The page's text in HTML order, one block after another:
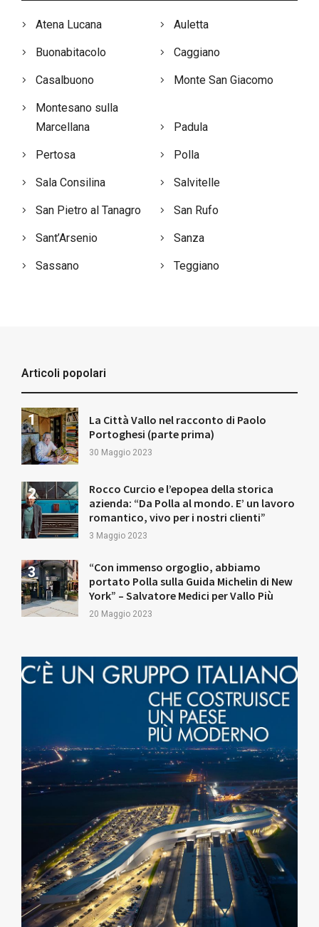
Atena Lucana Auletta
Buonabitacolo Caggiano
Casalbuono Monte San Giacomo
Montesano sulla
Marcellana
Padula
Pertosa Polla
Sala Consilina Salvitelle
San Pietro al Tanagro San Rufo
Sant’Arsenio Sanza
Sassano Teggiano
Articoli popolari
La Città Vallo nel racconto di Paolo
Portoghesi (parte prima)
30 Maggio 2023
Rocco Curcio e l’epopea della storica
azienda: “Da Polla al mondo. E’ un lavoro
romantico, vivo per i nostri clienti”
3 Maggio 2023
“Con immenso orgoglio, abbiamo
portato Polla sulla Guida Michelin di New
York” – Salvatore Medici per Vallo Più
20 Maggio 2023